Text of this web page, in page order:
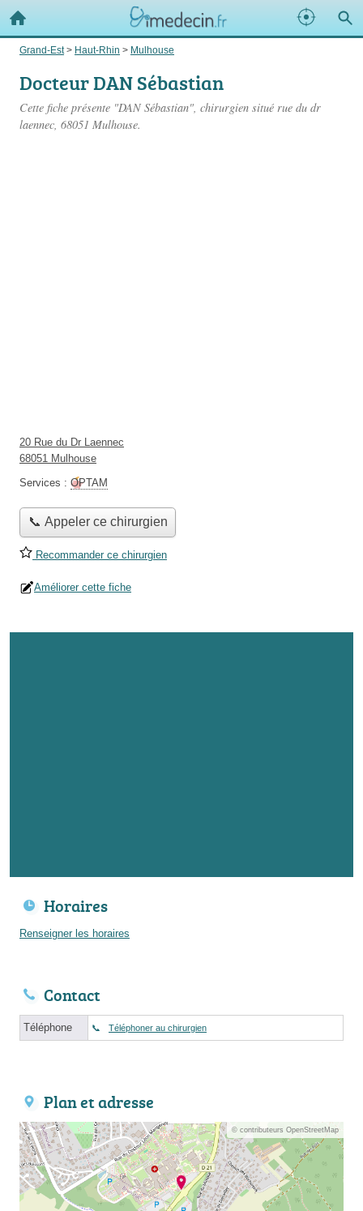
Grand-Est> Haut-Rhin > Mulhouse
Docteur DAN Sébastian
Cette fiche présente "DAN Sébastian", chirurgien situé rue du dr
laennec, 68051 Mulhouse.
20 Rue du Dr Laennec
68051 Mulhouse
Services : OPTAM
📞 Appeler ce chirurgien
Recommander ce chirurgien
Améliorer cette fiche
Horaires
Renseigner les horaires
Contact
Téléphone Téléphoner au chirurgien
Plan et adresse
© contributeurs OpenStreetMap